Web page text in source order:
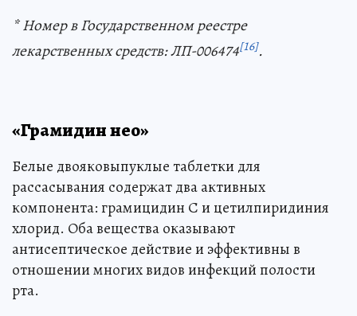
* Номер в Государственном реестре
лекарственных средств: ЛП-006474[16].
«Грамидин нео»
Белые двояковыпуклые таблетки для
рассасывания содержат два активных
компонента: грамицидин С и цетилпиридиния
хлорид. Оба вещества оказывают
антисептическое действие и эффективны в
отношении многих видов инфекций полости
рта.